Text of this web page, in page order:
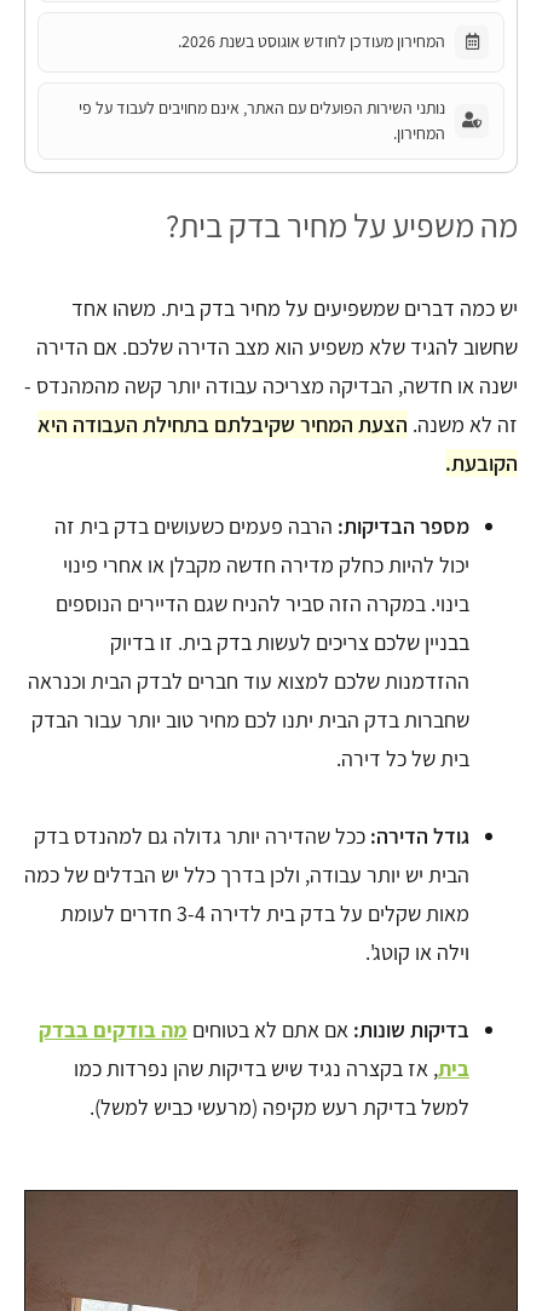
המחירון מעודכן לחודש אוגוסט בשנת 2026.
נותני השירות הפועלים עם האתר, אינם מחויבים לעבוד על פי
המחירון.
מה משפיע על מחיר בדק בית?
יש כמה דברים שמשפיעים על מחיר בדק בית. משהו אחד
שחשוב להגיד שלא משפיע הוא מצב הדירה שלכם. אם הדירה
ישנה או חדשה, הבדיקה מצריכה עבודה יותר קשה מהמהנדס -
זה לא משנה. הצעת המחיר שקיבלתם בתחילת העבודה היא
הקובעת.
מספר הבדיקות: הרבה פעמים כשעושים בדק בית זה
יכול להיות כחלק מדירה חדשה מקבלן או אחרי פינוי
בינוי. במקרה הזה סביר להניח שגם הדיירים הנוספים
בבניין שלכם צריכים לעשות בדק בית. זו בדיוק
ההזדמנות שלכם למצוא עוד חברים לבדק הבית וכנראה
שחברות בדק הבית יתנו לכם מחיר טוב יותר עבור הבדק
בית של כל דירה.
גודל הדירה: ככל שהדירה יותר גדולה גם למהנדס בדק
הבית יש יותר עבודה, ולכן בדרך כלל יש הבדלים של כמה
מאות שקלים על בדק בית לדירה 3-4 חדרים לעומת
וילה או קוטג'.
בדיקות שונות: אם אתם לא בטוחים מה בודקים בבדק
בית, אז בקצרה נגיד שיש בדיקות שהן נפרדות כמו
למשל בדיקת רעש מקיפה (מרעשי כביש למשל).